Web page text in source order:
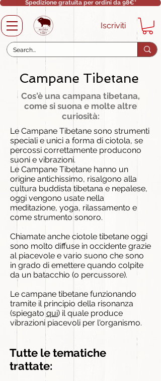
Spedizione gratuita per ordini da 98€*
Iscriviti
Campane Tibetane
Cos'è una campana tibetana,
come si suona e molte altre
curiosità:
Le Campane Tibetane sono strumenti
speciali e unici a forma di ciotola, se
percossi correttamente producono
suoni e vibrazioni.
Le Campane Tibetane hanno un
origine antichissimo, risalgono alla
cultura buddista tibetana e nepalese,
oggi vengono usate nella
meditazione, yoga, rilassamento e
come strumento sonoro.
Chiamate anche ciotole tibetane oggi
sono molto diffuse in occidente grazie
al piacevole e vario suono che sono
in grado di emettere quando colpite
da un batacchio (o percussore).
Le campane tibetane funzionando
tramite il principio della risonanza
(spiegato qui) il quale produce
vibrazioni piacevoli per l'organismo.
Tutte le tematiche
trattate: